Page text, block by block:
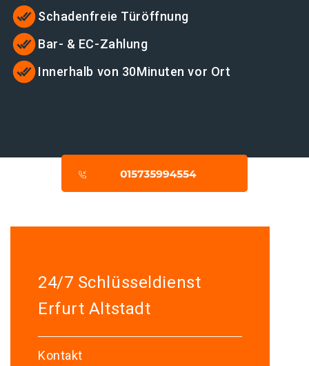
Schadenfreie Türöffnung
Bar- & EC-Zahlung
Innerhalb von 30Minuten vor Ort
24/7 Schlüsseldienst
Erfurt Altstadt
Kontakt